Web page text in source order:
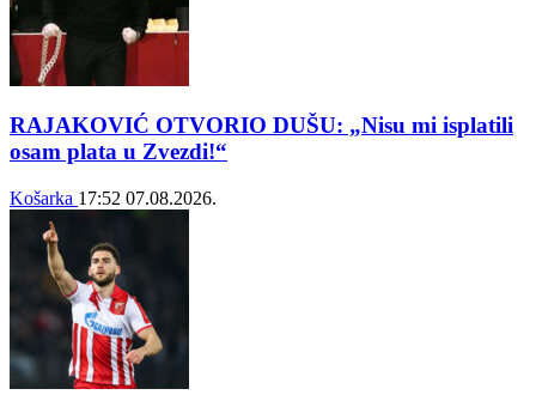
RAJAKOVIĆ OTVORIO DUŠU: „Nisu mi isplatili
osam plata u Zvezdi!“
Košarka 17:52 07.08.2026.